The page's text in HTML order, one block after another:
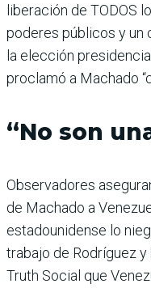
liberación de TODOS
poderes públicos y un
la elección
proclamó a Machado
“No son
Observadores
de Machado a
estadounidense lo
trabajo de Rodríguez
Truth Social que